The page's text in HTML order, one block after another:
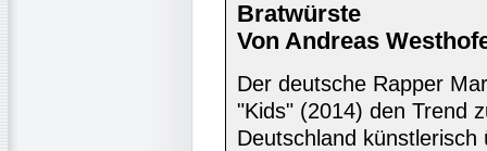
Bratwürste
Von Andreas
Der deutsche Rapper
"Kids" (2014) den Trend
Deutschland